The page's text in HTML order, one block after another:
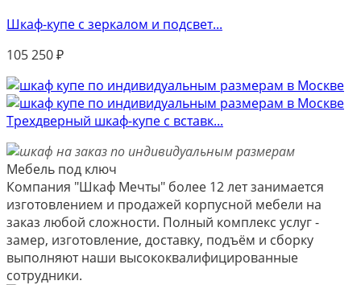
Шкаф-купе с зеркалом и подсвет...
105 250₽
Трехдверный шкаф-купе с вставк...
Мебель под ключ
Компания "Шкаф Мечты" более 12 лет занимается
изготовлением и продажей корпусной мебели на
заказ любой сложности. Полный комплекс услуг -
замер, изготовление, доставку, подъём и сборку
выполняют наши высококвалифицированные
сотрудники.